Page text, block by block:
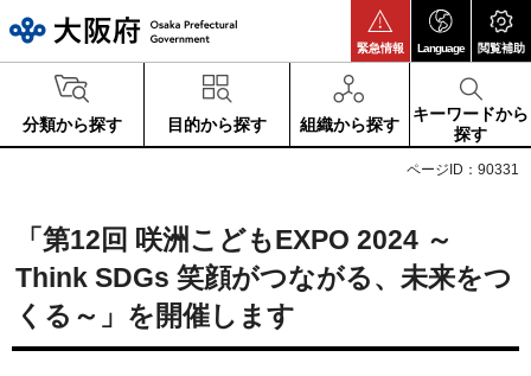
緊急情報 Language 閲覧補助
分類から探す 目的から探す 組織から探す
キーワードから
探す
ページID：90331
「第12回 咲洲こどもEXPO 2024 ～
Think SDGs 笑顔がつながる、未来をつ
くる～」を開催します